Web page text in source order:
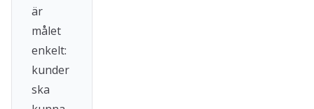
är
målet
enkelt:
kunder
ska